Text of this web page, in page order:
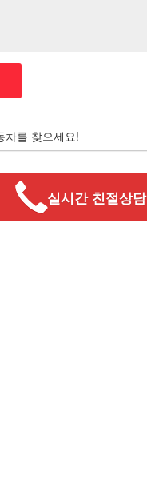
차를 찾으세요!
실시간 친절상담